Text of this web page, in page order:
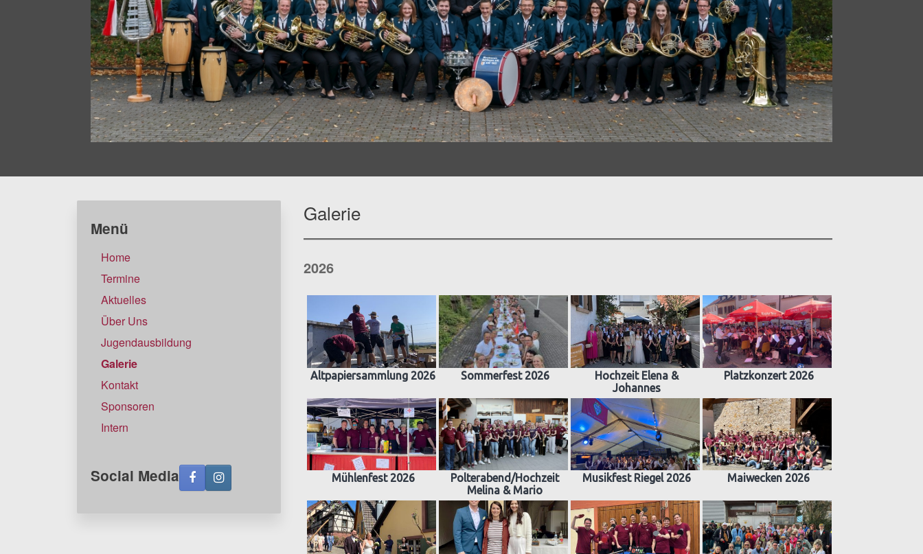
Galerie
2026
Altpapiersammlung 2026 Sommerfest 2026
Hochzeit Elena &
Johannes
Platzkonzert 2026
Mühlenfest 2026
Polterabend/Hochzeit
Melina & Mario
Musikfest Riegel 2026 Maiwecken 2026
Menü
Home
Termine
Aktuelles
Über Uns
Jugendausbildung
Galerie
Kontakt
Sponsoren
Intern
Social Media